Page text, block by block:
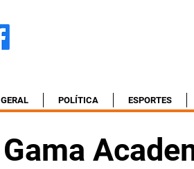
GERAL POLÍTICA ESPORTES
Gama